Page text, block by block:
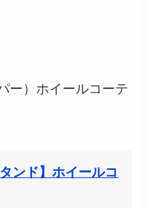
ー）ホイールコーテ
ンド】ホイールコ